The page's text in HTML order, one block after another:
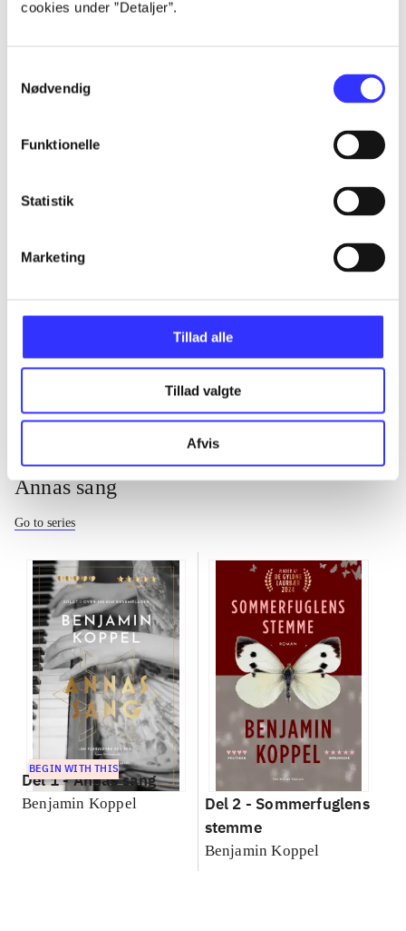
cookies under ”Detaljer”.
Nødvendig
Funktionelle
Statistik
Marketing
Tillad alle
Tillad valgte
Afvis
Annas sang
Go to series
BEGIN WITH THIS
Del 1 -Annas sang
Benjamin Koppel Del 2 - Sommerfuglens
stemme
Benjamin Koppel